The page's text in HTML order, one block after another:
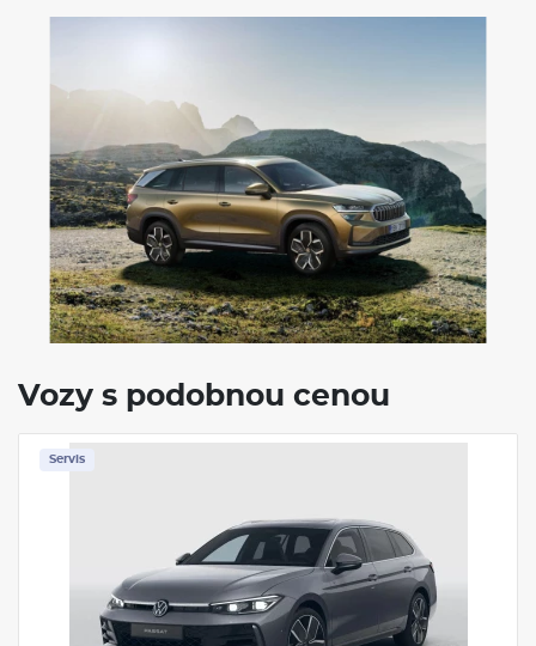
Vozy s podobnou cenou
Servis